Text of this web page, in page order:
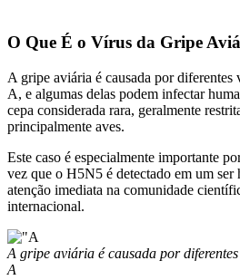
O Que É o Vírus da Gripe
A gripe aviária é causada por
A, e algumas delas podem infectar
cepa considerada rara, geralmente
principalmente aves.
Este caso é especialmente importante
vez que o H5N5 é detectado em um ser
atenção imediata na comunidade
internacional.
A gripe aviária é causada por
A